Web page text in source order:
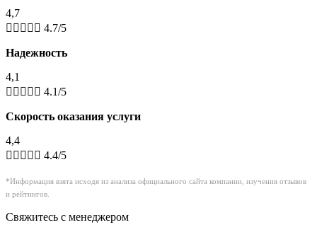
4,7
     4.7/5
Надежность
4,1
     4.1/5
Скорость оказания услуги
4,4
     4.4/5
*Информация взята исходя из анализа официального сайта компании, изучения отзывов
и рейтингов.
Свяжитесь с менеджером